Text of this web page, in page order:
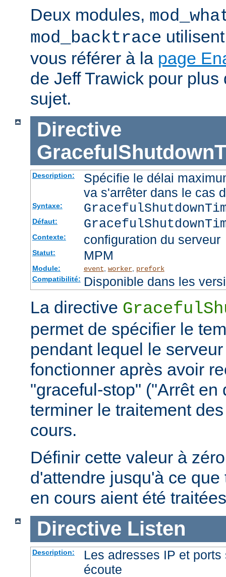
Deux modules,
mod_backtrace
vous référer à la page
de Jeff Trawick pour
sujet.
Directive
Description:
Spécifie le délai
va s'arrêter dans le cas
Syntaxe:
Défaut:
Contexte: configuration du serveur
Statut: MPM
Module: event, worker, prefork
Compatibilité: Disponible dans les
La directive
permet de spécifier le
pendant lequel le
fonctionner après avoir
"graceful-stop" ("Arrêt en
terminer le traitement
cours.
Définir cette valeur à
d'attendre jusqu'à ce
en cours aient été
Directive Listen
Description:
Les adresses IP et
écoute